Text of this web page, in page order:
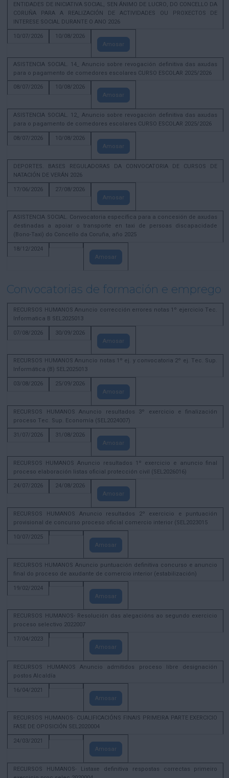
ENTIDADES DE INICIATIVA SOCIAL, SEN ÁNIMO DE LUCRO, DO CONCELLO DA
CORUÑA PARA A REALIZACIÓN DE ACTIVIDADES OU PROXECTOS DE
INTERESE SOCIAL DURANTE O ANO 2026
10/07/2026
10/08/2026
Amosar
ASISTENCIA SOCIAL. 14_ Anuncio sobre revogación definitiva das axudas
para o pagamento de comedores escolares CURSO ESCOLAR 2025/2026
08/07/2026
10/08/2026
Amosar
ASISTENCIA SOCIAL. 12_ Anuncio sobre revogación definitiva das axudas
para o pagamento de comedores escolares CURSO ESCOLAR 2025/2026
08/07/2026
10/08/2026
Amosar
DEPORTES. BASES REGULADORAS DA CONVOCATORIA DE CURSOS DE
NATACIÓN DE VERÁN 2026
17/06/2026
27/08/2026
Amosar
ASISTENCIA SOCIAL. Convocatoria específica para a concesión de axudas
destinadas a apoiar o transporte en taxi de persoas discapacidade
(Bono-Taxi) do Concello da Coruña, año 2025
18/12/2024
Amosar
Convocatorias de formación e emprego
RECURSOS HUMANOS Anuncio corrección errores notas 1º ejercicio Tec.
Informatica B SEL2025013
07/08/2026
30/09/2026
Amosar
RECURSOS HUMANOS Anuncio notas 1º ej. y convocatoria 2º ej. Tec. Sup.
Informática (B) SEL2025013
03/08/2026
25/09/2026
Amosar
RECURSOS HUMANOS Anuncio resultados 3º exercicio e finalización
proceso Tec. Sup. Economía (SEL2024007)
31/07/2026
31/08/2026
Amosar
RECURSOS HUMANOS Anuncio resultados 1º exercicio e anuncio final
proceso elaboración listas oficial protección civil (SEL2026016)
24/07/2026
24/08/2026
Amosar
RECURSOS HUMANOS Anuncio resultados 2º exercicio e puntuación
provisional de concurso proceso oficial comercio interior (SEL2023015
10/07/2025
Amosar
RECURSOS HUMANOS Anuncio puntuación definitiva concurso e anuncio
final do proceso de axudante de comercio interior (estabilización)
19/02/2024
Amosar
RECURSOS HUMANOS- Resolución das alegacións ao segundo exercicio
proceso selectivo 2022007
17/04/2023
Amosar
RECURSOS HUMANOS Anuncio admitidos proceso libre designación
postos Alcaldía
16/04/2021
Amosar
RECURSOS HUMANOS- CUALIFICACIÓNS FINAIS PRIMEIRA PARTE EXERCICIO
FASE DE OPOSICIÓN SEL2020004
24/03/2021
Amosar
RECURSOS HUMANOS- Listaxe definitiva respostas correctas primeiro